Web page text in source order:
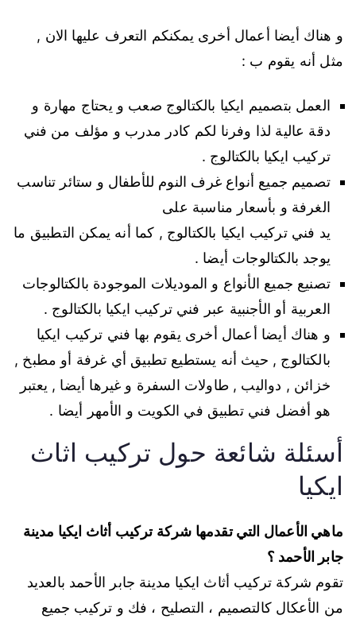
و هناك أيضا أعمال أخرى يمكنكم التعرف عليها الان ,
مثل أنه يقوم ب :
العمل بتصميم ايكيا بالكتالوج صعب و يحتاج مهارة و
دقة عالية لذا وفرنا لكم كادر مدرب و مؤلف من فني
تركيب ايكيا بالكتالوج .
تصميم جميع أنواع غرف النوم للأطفال و ستائر تناسب
الغرفة و بأسعار مناسبة على
يد فني تركيب ايكيا بالكتالوج , كما أنه يمكن التطبيق ما
يوجد بالكتالوجات أيضا .
تصنيع جميع الأنواع و الموديلات الموجودة بالكتالوجات
العربية أو الأجنبية عبر فني تركيب ايكيا بالكتالوج .
و هناك أيضا أعمال أخرى يقوم بها فني تركيب ايكيا
بالكتالوج , حيث أنه يستطيع تطبيق أي غرفة أو مطبخ ,
خزائن , دواليب , طاولات السفرة و غيرها أيضا , يعتبر
هو أفضل فني تطبيق في الكويت و الأمهر أيضا .
أسئلة شائعة حول تركيب اثاث
ايكيا
ماهي الأعمال التي تقدمها شركة تركيب أثاث ايكيا مدينة
جابر الأحمد ؟
تقوم شركة تركيب أثاث ايكيا مدينة جابر الأحمد بالعديد
من الأعكال كالتصميم ، التصليح ، فك و تركيب جميع